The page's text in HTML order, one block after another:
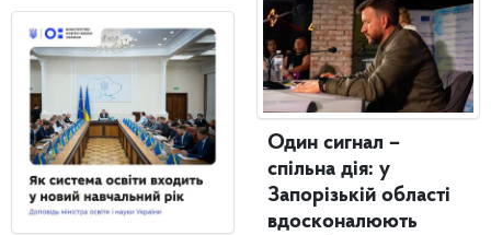
Один сигнал –
спільна дія: у
Запорізькій області
вдосконалюють